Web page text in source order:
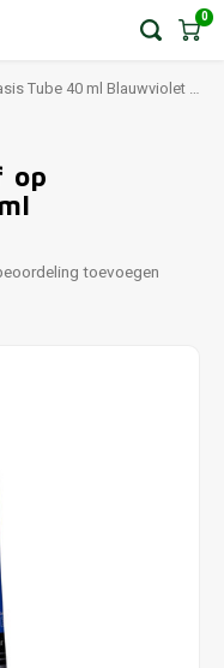
0
Tube 40 ml Blauwviolet 548
op
toevoegen